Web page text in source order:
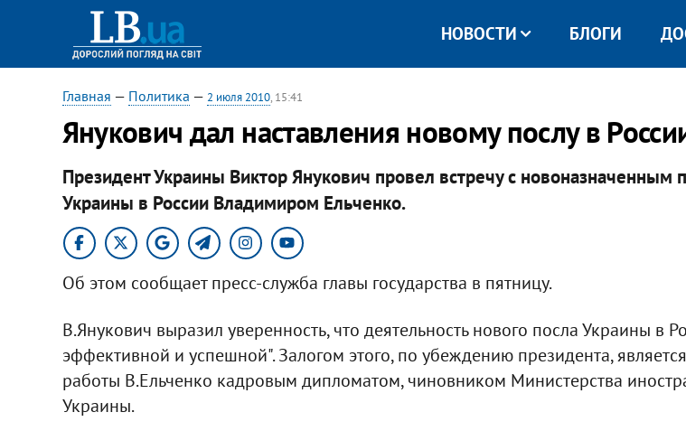
НОВОСТИ БЛОГИ
Главная — Политика — 2 июля 2010, 15:41
Янукович дал наставления новому послу в
Президент Украины Виктор Янукович провел встречу с новоназначенным
Украины в России Владимиром Ельченко.
Об этом сообщает пресс-служба главы государства в пятницу.
В.Янукович выразил уверенность, что деятельность нового посла Украины в
эффективной и успешной". Залогом этого, по убеждению президента,
работы В.Ельченко кадровым дипломатом, чиновником Министерства
Украины.